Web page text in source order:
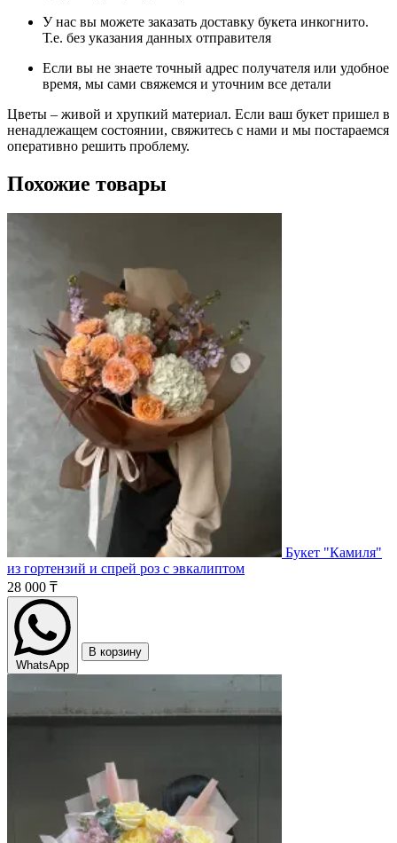
У нас вы можете заказать доставку букета инкогнито.
Т.е. без указания данных отправителя
Если вы не знаете точный адрес получателя или удобное
время, мы сами свяжемся и уточним все детали
Цветы – живой и хрупкий материал. Если ваш букет пришел в
ненадлежащем состоянии, свяжитесь с нами и мы постараемся
оперативно решить проблему.
Похожие товары
Букет "Камиля"
из гортензий и спрей роз с эвкалиптом
28 000 ₸
WhatsApp
В корзину